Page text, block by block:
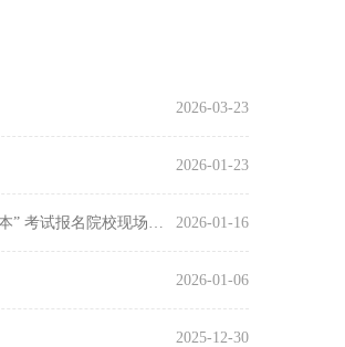
2026-03-23
2026-01-23
重庆工业职业技术大学关于做好2026年普通高校“专升本” 考试报名院校现场确认工作的通知 2026-01-16
2026-01-06
2025-12-30